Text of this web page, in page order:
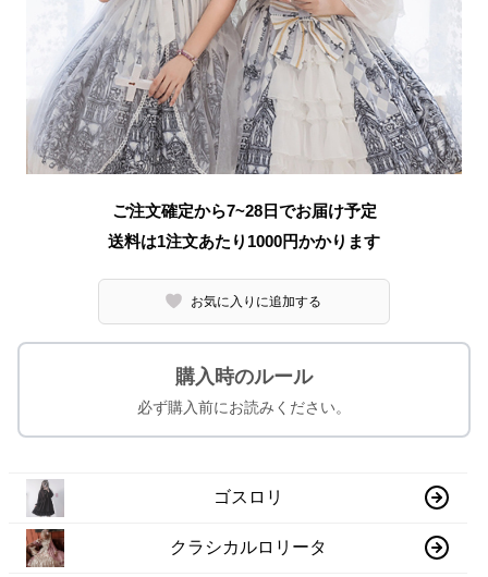
ご注文確定から7~28日でお届け予定
送料は1注文あたり 1000円かかります
お気に入りに追加する
購入時のルール
必ず購入前にお読みください。
ゴスロリ
クラシカルロリータ